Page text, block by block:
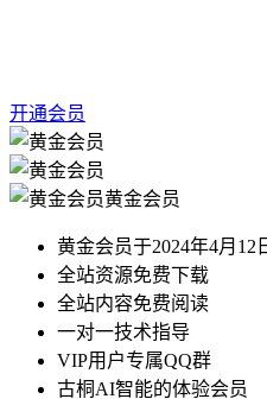
开通会员
黄金会员
黄金会员于2024年4月12
全站资源免费下载
全站内容免费阅读
一对一技术指导
VIP用户专属QQ群
古桐AI智能的体验会员